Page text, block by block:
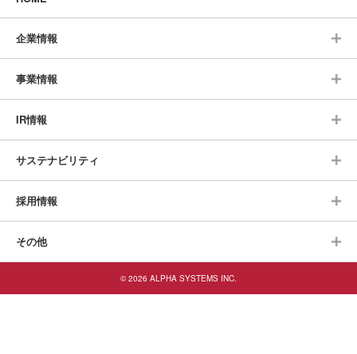
企業情報
事業情報
IR情報
サステナビリティ
採用情報
その他
© 2026 ALPHA SYSTEMS INC.